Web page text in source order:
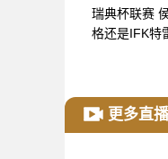
瑞典杯联赛
格还是IFK特
更多直播